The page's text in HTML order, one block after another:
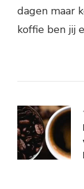
dagen maar
koffie ben jij